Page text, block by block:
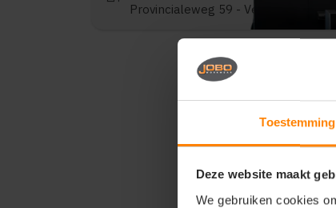
Toestemming
Deze website maakt
We gebruiken cookies
Provincialeweg 59 - Velddriel